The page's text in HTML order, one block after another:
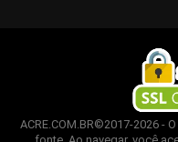
ACRE.COM.BR©2017-2026 -